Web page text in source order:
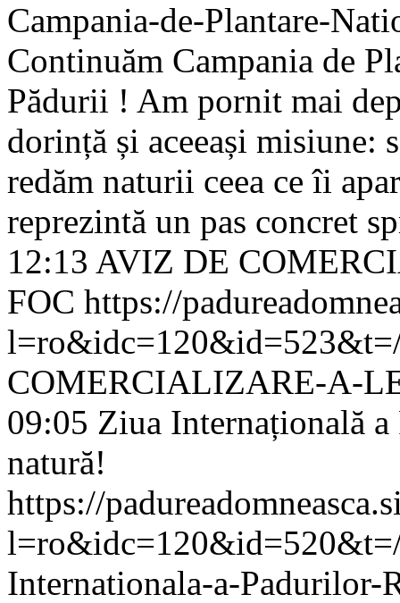
Campania-de-Plantare-
Continuăm Campania de
Pădurii ! Am pornit mai
dorință și aceeași misiune:
redăm naturii ceea ce îi
reprezintă un pas concret
12:13 AVIZ DE
FOC https://
COMERCIALIZARE-A-
09:05 Ziua Internațională
natură!
https://
Internationala-a-Padurilor-